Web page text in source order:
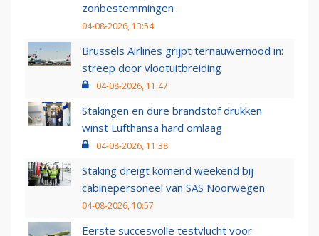
zonbestemmingen
04-08-2026, 13:54
Brussels Airlines grijpt ternauwernood in:
streep door vlootuitbreiding
04-08-2026, 11:47
Stakingen en dure brandstof drukken
winst Lufthansa hard omlaag
04-08-2026, 11:38
Staking dreigt komend weekend bij
cabinepersoneel van SAS Noorwegen
04-08-2026, 10:57
Eerste succesvolle testvlucht voor